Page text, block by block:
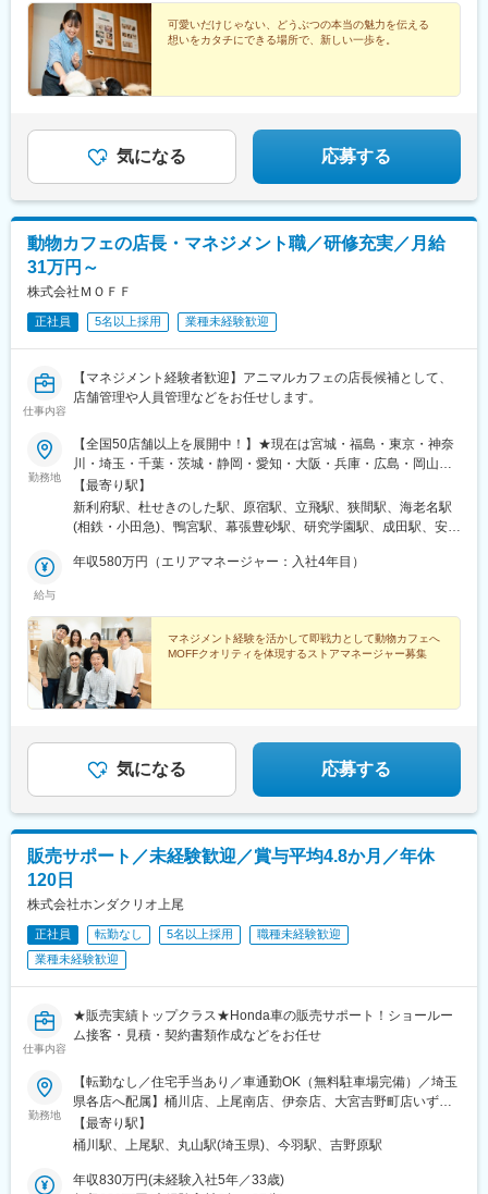
県★今年4月に沖縄に2店舗目OPEN※現在店舗がないエリアにも、
新店舗出店の可能性があります。【研修期間中は以下の店舗に勤
務】■Cat Cafe MOFF グランベリーパーク店東京都町田市鶴間3-4-
1 グランベリーパーク3F■Moff animal cafe ららぽーと堺店大阪府
堺市美原区黒山22-1 ららぽーと堺3F
(愛知県)、日進駅(愛知県)、安城駅、天王寺駅、枚方市駅、萩原天
神駅、岡田浦駅、鳴尾・武庫川女子大前駅、稲野駅、倉敷駅、原
爆ドーム前駅、広島駅、天神川駅、商工センター入口駅、竹下
駅、唐人町駅、健軍町駅、赤嶺駅、県庁前駅(沖縄県)、仙台駅(地
下鉄)、明治神宮前駅、岩本町駅、高松駅(東京都)、京王八王子
新静岡駅、上前津駅、大曽根駅、木曽川駅、大阪阿部野橋駅、宮
之阪駅、甲子園駅、猪名寺駅、倉敷市駅、紙屋町西駅、矢賀駅、
新井口駅、美栄橋駅、あおば通駅、末広町駅(東京都)、泉体育館
駅、日吉町駅、栄駅(愛知県)、天王寺駅前駅、県庁前駅(広島県)、
猿猴橋町駅、井口駅(広島県)
可愛いだけじゃない、どうぶつの本当の魅力を伝える
想いをカタチにできる場所で、新しい一歩を。
気になる 応募する
動物カフェの店長・マネジメント職／研修充実／月給
31万円～
株式会社ＭＯＦＦ
正社員 5名以上採用 業種未経験歓迎
仕事内容
【マネジメント経験者歓迎】アニマルカフェの店長候補として、
店舗管理や人員管理などをお任せします。
勤務地
【全国50店舗以上を展開中！】★現在は宮城・福島・東京・神奈
川・埼玉・千葉・茨城・静岡・愛知・大阪・兵庫・広島・岡山・
福岡・熊本・沖縄のいずれかの店舗に配属【東北エリア】青森県
／秋田県／岩手県／山形県／宮城県／福島県★2026年11月「Cat
cafe moff イオンモール伊達(福島県）」NEW OPEN【関東エリ
県【中部エリア】静岡県／愛知県／山梨県／長野県／岐阜県【近
NEWOPEN（ドッグトレーナー経験者積極採用）【中国四国エリ
ア】広島県／岡山県／鳥取県／島根県／徳島県／香川県／高知県
／愛媛県【九州・沖縄エリア】福岡県／熊本県／佐賀県／長崎県
／大分県／鹿児島県／沖縄県★今春沖縄に2店舗目OPEN＼拡大
中！現在店舗がないエリアにも新店OPENの可能性あり！／＜研
【最寄り駅】
新利府駅、杜せきのした駅、原宿駅、立飛駅、狭間駅、海老名駅
(相鉄・小田急)、鴨宮駅、幕張豊砂駅、研究学園駅、成田駅、安城
センター入口駅、竹下駅、唐人町駅、仙台駅、秋葉原駅、南町田
矢場町駅、枚方市駅、天王寺駅、稲野駅、広島駅、天神川駅、原
爆ドーム前駅、倉敷駅、健軍町駅、赤嶺駅、印西牧の原駅、県庁
前駅(沖縄県)、八王子駅、明治神宮前駅、高松駅(東京都)、高尾駅
(東京都)、海老名駅(相模線)、甲子園駅、新井口駅、仙台駅(地下
鉄)、岩本町駅、新静岡駅、木曽川駅、矢田駅(愛知県)、上前津
駅、倉敷市駅、美栄橋駅、京王八王子駅、泉体育館駅、井口駅(広
島県)、あおば通駅、末広町駅(東京都)、日吉町駅、栄駅(愛知県)、
天王寺駅前駅、猿猴橋町駅、県庁前駅(広島県)
給与
年収580万円（エリアマネージャー：入社4年目）
マネジメント経験を活かして即戦力として動物カフェへ
MOFFクオリティを体現するストアマネージャー募集
気になる 応募する
販売サポート／未経験歓迎／賞与平均4.8か月／年休
120日
株式会社ホンダクリオ上尾
正社員 転勤なし 5名以上採用
職種未経験歓迎
業種未経験歓迎
仕事内容
★販売実績トップクラス★Honda車の販売サポート！ショールー
ム接客・見積・契約書類作成などをお任せ
勤務地
【転勤なし／住宅手当あり／車通勤OK（無料駐車場完備）／埼玉
県各店へ配属】桶川店、上尾南店、伊奈店、大宮吉野町店いずれ
かのHondaショールームへ配属【桶川店】〒363-0008 埼玉県桶
川市坂田1633-1【上尾南店】〒362-0031 埼玉県上尾市東町1-1-
吉野町店】〒331-0811 埼玉県さいたま市北区吉野町1-400-18★
【最寄り駅】
桶川駅、上尾駅、丸山駅(埼玉県)、今羽駅、吉野原駅
年収830万円(未経験入社5年／33歳)